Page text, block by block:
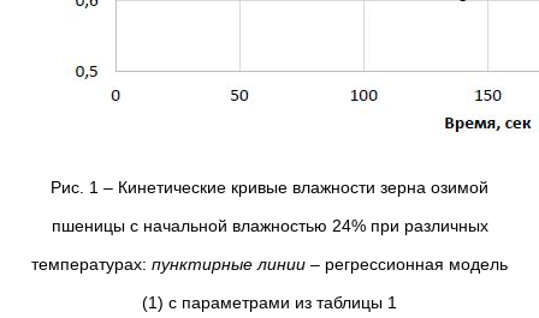
Рис. 1 – Кинетические кривые влажности зерна озимой
пшеницы с начальной влажностью 24% при различных
температурах: пунктирные линии – регрессионная модель
(1) с параметрами из таблицы 1